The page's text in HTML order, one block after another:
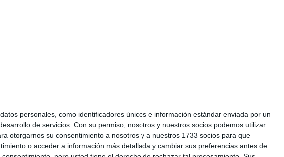
personales, como identificadores únicos e información estándar enviada por un
de servicios. Con su permiso, nosotros y nuestros socios podemos utilizar
otorgarnos su consentimiento a nosotros y a nuestros 1733 socios para que
o acceder a información más detallada y cambiar sus preferencias antes de
Perfil S.A.